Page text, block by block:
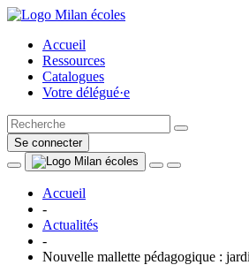
Accueil
Ressources
Catalogues
Votre délégué·e
Se connecter
Accueil
-
Actualités
-
Nouvelle mallette pédagogique :